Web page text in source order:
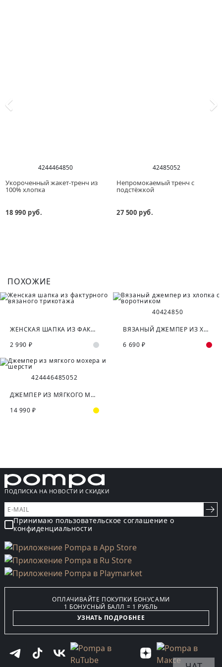
4244464850
Укороченный жакет-тренч из
100% хлопка
18 990 руб.
42485052
Непромокаемый тренч с
подстёжкой
27 500 руб.
ПОХОЖИЕ
ЖЕНСКАЯ ШАПКА ИЗ ФАКТУРНОГО ВЯЗАНОГО ТРИКОТАЖА
2 990 ₽
40424850
ВЯЗАНЫЙ ДЖЕМПЕР ИЗ ХЛОПКА С ВОРОТНИКОМ
6 690 ₽
424446485052
ДЖЕМПЕР ИЗ МЯГКОГО МОХЕРА И ШЕРСТИ
14 990 ₽
ПОДПИСКА НА НОВОСТИ И СКИДКИ
Принимаю пользовательское соглашение о
конфиденциальности
ОПЛАЧИВАЙТЕ ПОКУПКИ БОНУСАМИ
1 БОНУСНЫЙ БАЛЛ = 1 РУБЛЬ
УЗНАТЬ ПОДРОБНЕЕ